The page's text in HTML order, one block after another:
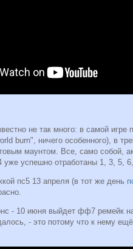
не так много: в самой
burn", ничего особенного), в
маунтом. Все, само собой,
уже успешно отработаны 1, 3, 5,
пс5 13 апреля (в тот же день
- 10 июня выйдет фф7 ремейк
- это потому что к нему